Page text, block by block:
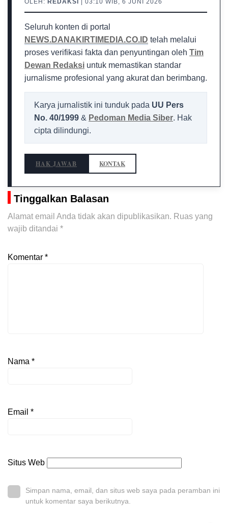
OLEH: REDAKSI | 03:10 WIB, 6 JUNI 2026
Seluruh konten di portal
NEWS.DANAKIRTIMEDIA.CO.ID telah melalui
proses verifikasi fakta dan penyuntingan oleh Tim
Dewan Redaksi untuk memastikan standar
jurnalisme profesional yang akurat dan berimbang.
Karya jurnalistik ini tunduk pada UU Pers
No. 40/1999 & Pedoman Media Siber. Hak
cipta dilindungi.
HAK JAWAB KONTAK
Tinggalkan Balasan
Alamat email Anda tidak akan dipublikasikan. Ruas yang
wajib ditandai *
Komentar *
Nama *
Email *
Situs Web
Simpan nama, email, dan situs web saya pada peramban ini
untuk komentar saya berikutnya.